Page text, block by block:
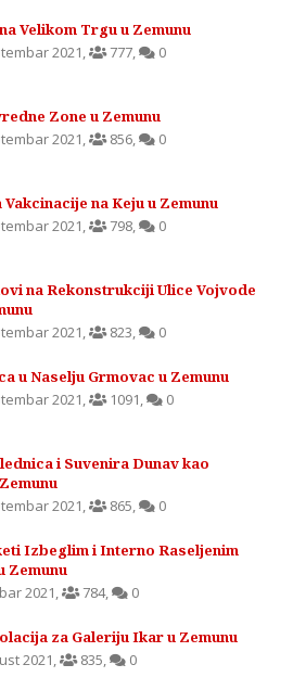
Velikom Trgu u Zemunu
2021, 777, 0
Zone u Zemunu
2021, 856, 0
na Keju u Zemunu
2021, 798, 0
na Rekonstrukciji Ulice Vojvode
2021, 823, 0
u Naselju Grmovac u Zemunu
2021, 1091, 0
i Suvenira Dunav kao
2021, 865, 0
Izbeglim i Interno Raseljenim
Zemunu
2021, 784, 0
za Galeriju Ikar u Zemunu
2021, 835, 0